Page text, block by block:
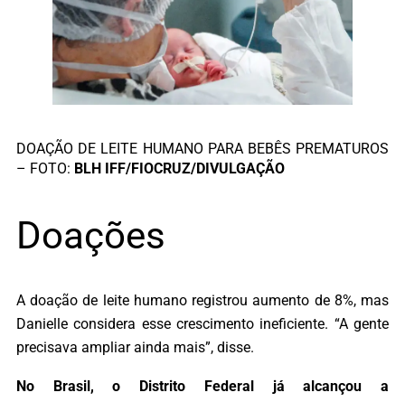
DOAÇÃO DE LEITE HUMANO PARA BEBÊS PREMATUROS
– FOTO: BLH IFF/FIOCRUZ/DIVULGAÇÃO
Doações
A doação de leite humano registrou aumento de 8%, mas
Danielle considera esse crescimento ineficiente. “A gente
precisava ampliar ainda mais”, disse.
No Brasil, o Distrito Federal já alcançou a